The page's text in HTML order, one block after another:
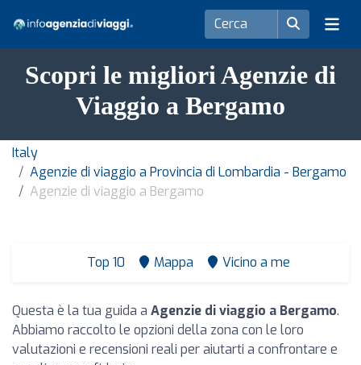
Scopri le migliori Agenzie di
Viaggio a Bergamo
Italy
Agenzie di viaggio a Provincia di Lombardia - Bergamo
Agenzie di viaggio a Bergamo
Top 10 Mappa Vicino a me
Questa è la tua guida a Agenzie di viaggio a Bergamo.
Abbiamo raccolto le opzioni della zona con le loro
valutazioni e recensioni reali per aiutarti a confrontare e